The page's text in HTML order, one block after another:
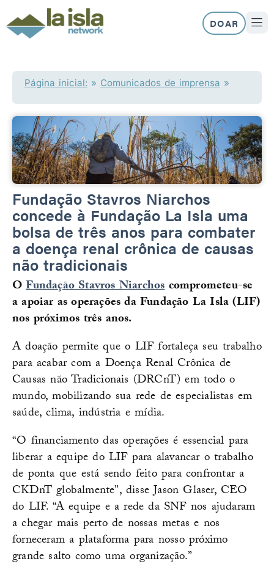
to
content
DOAR
Página inicial: » Comunicados de imprensa »
Fundação Stavros Niarchos
concede à Fundação La Isla uma
bolsa de três anos para combater
a doença renal crônica de causas
não tradicionais
OFundação Stavros Niarchoscomprometeu-se
a apoiar as operações da Fundação La Isla (LIF)
nos próximos três anos.
A doação permite que o LIF fortaleça seu trabalho
para acabar com a Doença Renal Crônica de
Causas não Tradicionais (DRCnT) em todo o
mundo, mobilizando sua rede de especialistas em
saúde, clima, indústria e mídia.
“O financiamento das operações é essencial para
liberar a equipe do LIF para alavancar o trabalho
de ponta que está sendo feito para confrontar a
CKDnT globalmente”, disse Jason Glaser, CEO
do LIF. “A equipe e a rede da SNF nos ajudaram
a chegar mais perto de nossas metas e nos
forneceram a plataforma para nosso próximo
grande salto como uma organização.”